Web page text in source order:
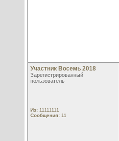
Участник Восемь 2018
Зарегистрированный
пользователь
Из: 11111111
Сообщения: 11